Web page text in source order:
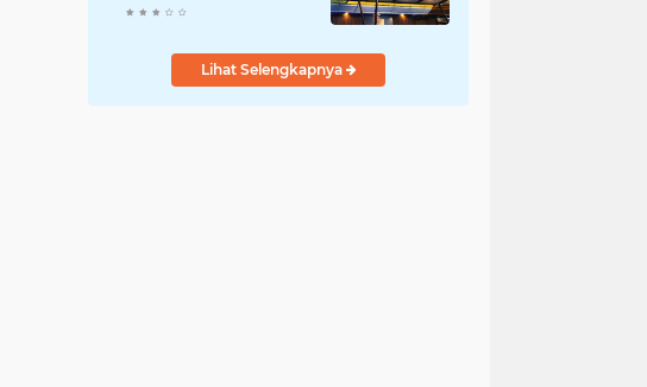
Malam di Tangerang
Lihat Selengkapnya